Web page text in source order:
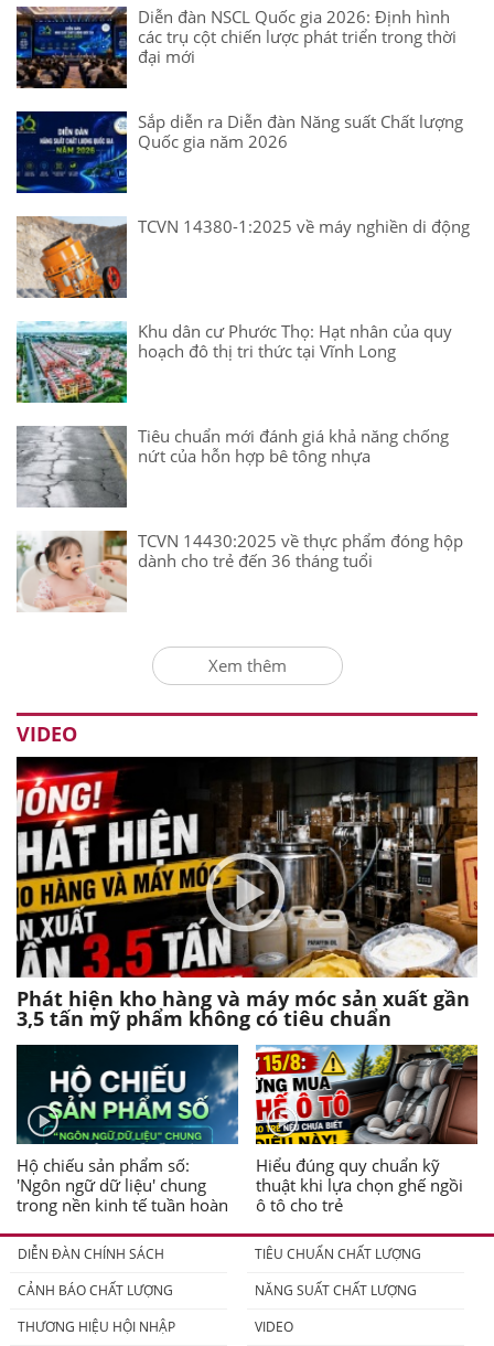
Diễn đàn NSCL Quốc gia 2026: Định hình
các trụ cột chiến lược phát triển trong thời
đại mới
Sắp diễn ra Diễn đàn Năng suất Chất lượng
Quốc gia năm 2026
TCVN 14380-1:2025 về máy nghiền di động
Khu dân cư Phước Thọ: Hạt nhân của quy
hoạch đô thị tri thức tại Vĩnh Long
Tiêu chuẩn mới đánh giá khả năng chống
nứt của hỗn hợp bê tông nhựa
TCVN 14430:2025 về thực phẩm đóng hộp
dành cho trẻ đến 36 tháng tuổi
Xem thêm
VIDEO
Phát hiện kho hàng và máy móc sản xuất gần
3,5 tấn mỹ phẩm không có tiêu chuẩn
Hộ chiếu sản phẩm số:
'Ngôn ngữ dữ liệu' chung
trong nền kinh tế tuần hoàn
Hiểu đúng quy chuẩn kỹ
thuật khi lựa chọn ghế ngồi
ô tô cho trẻ
DIỄN ĐÀN CHÍNH SÁCH
TIÊU CHUẨN CHẤT LƯỢNG
CẢNH BÁO CHẤT LƯỢNG
NĂNG SUẤT CHẤT LƯỢNG
THƯƠNG HIỆU HỘI NHẬP
VIDEO